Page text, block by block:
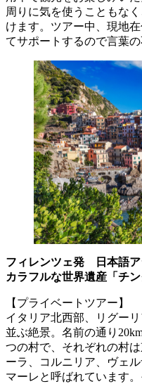
周りに気を使うこともな
けます。ツアー中、現地
てサポートするので言葉の
フィレンツェ発 日本語
カラフルな世界遺産「チ
【プライベートツアー】
イタリア北西部、リグー
並ぶ絶景。名前の通り
つの村で、それぞれの村
ーラ、コルニリア、ヴェ
マーレと呼ばれています